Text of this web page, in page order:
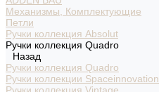
Механизмы, Комплектующие
Петли
Ручки коллекция Absolut
Ручки коллекция Quadro
Назад
Ручки коллекция Quadro
Ручки коллекции Spaceinnovation